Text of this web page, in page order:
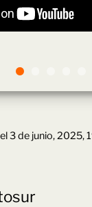
3 de junio, 2025,